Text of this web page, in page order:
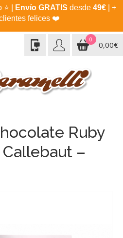
⭐ Envío GRATIS desde 49€| +
felices ❤️
0
0,00€
Ruby
Callebaut –